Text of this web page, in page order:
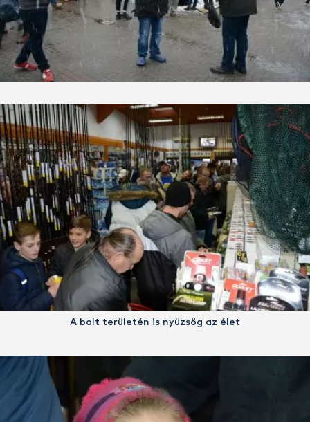
A bolt területén is nyüzsög az élet